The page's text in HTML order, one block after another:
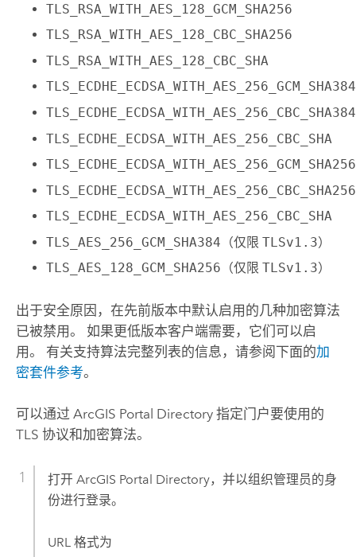
TLS_RSA_WITH_AES_128_GCM_SHA256
TLS_RSA_WITH_AES_128_CBC_SHA256
TLS_RSA_WITH_AES_128_CBC_SHA
TLS_ECDHE_ECDSA_WITH_AES_256_GCM_SHA384
TLS_ECDHE_ECDSA_WITH_AES_256_CBC_SHA384
TLS_ECDHE_ECDSA_WITH_AES_256_CBC_SHA
TLS_ECDHE_ECDSA_WITH_AES_256_GCM_SHA256
TLS_ECDHE_ECDSA_WITH_AES_256_CBC_SHA256
TLS_ECDHE_ECDSA_WITH_AES_256_CBC_SHA
TLS_AES_256_GCM_SHA384 （仅限TLSv1.3）
TLS_AES_128_GCM_SHA256 （仅限TLSv1.3）
出于安全原因，在先前版本中默认启用的几种加密算法
已被禁用。 如果更低版本客户端需要，它们可以启
用。 有关支持算法完整列表的信息，请参阅下面的加
密套件参考。
可以通过 ArcGIS Portal Directory 指定门户要使用的
TLS 协议和加密算法。
打开 ArcGIS Portal Directory，并以组织管理员的身
份进行登录。
URL 格式为